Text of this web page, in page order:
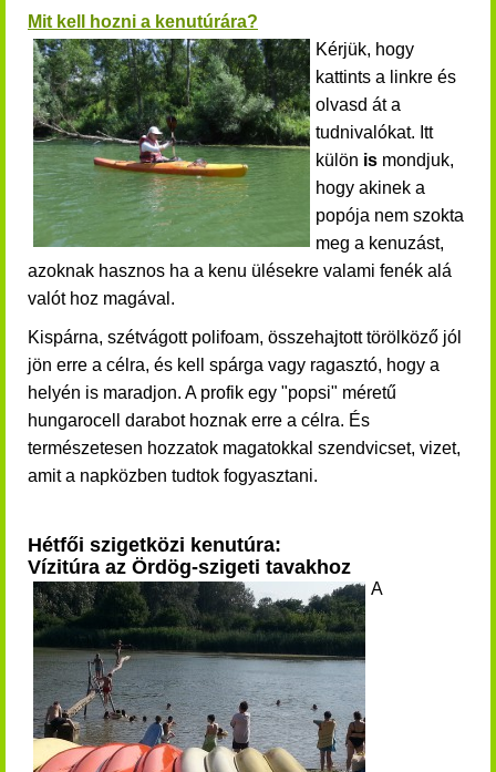
Mit kell hozni a kenutúrára?
Kérjük, hogy
kattints a linkre és
olvasd át a
tudnivalókat. Itt
külön is mondjuk,
hogy akinek a
popója nem szokta
meg a kenuzást,
azoknak hasznos ha a kenu ülésekre valami fenék alá
valót hoz magával.
Kispárna, szétvágott polifoam, összehajtott törölköző jól
jön erre a célra, és kell spárga vagy ragasztó, hogy a
helyén is maradjon. A profik egy "popsi" méretű
hungarocell darabot hoznak erre a célra. És
természetesen hozzatok magatokkal szendvicset, vizet,
amit a napközben tudtok fogyasztani.
Hétfői szigetközi kenutúra:
Vízitúra az Ördög-szigeti tavakhoz
A